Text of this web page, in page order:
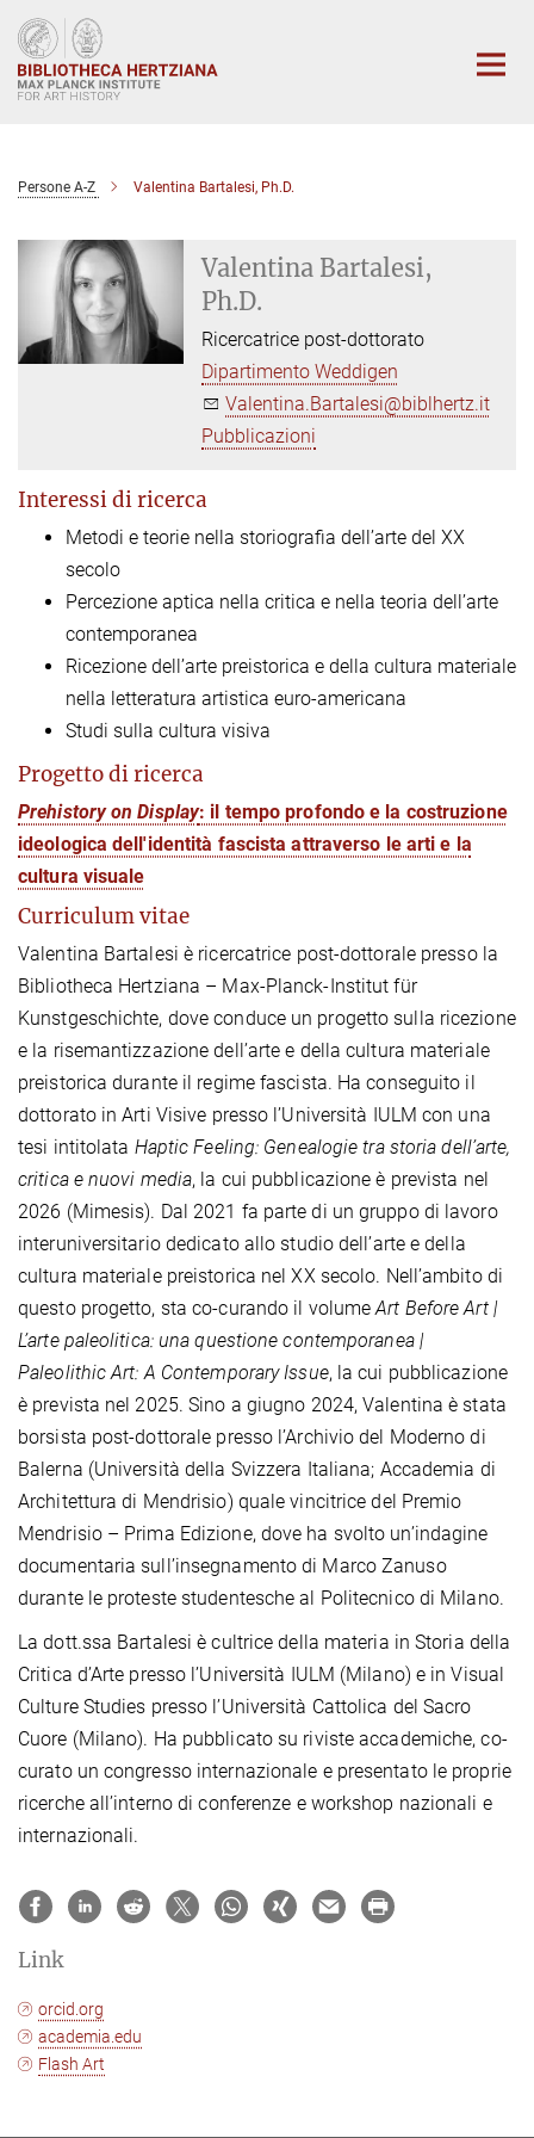
Main-
Content
Persone A-Z Valentina Bartalesi, Ph.D.
Valentina Bartalesi,
Ph.D.
Ricercatrice post-dottorato
Dipartimento Weddigen
Valentina.Bartalesi@biblhertz.it
Pubblicazioni
Interessi di ricerca
Metodi e teorie nella storiografia dell’arte del XX
secolo
Percezione aptica nella critica e nella teoria dell’arte
contemporanea
Ricezione dell’arte preistorica e della cultura materiale
nella letteratura artistica euro-americana
Studi sulla cultura visiva
Progetto di ricerca
Prehistory on Display: il tempo profondo e la costruzione
ideologica dell'identità fascista attraverso le arti e la
cultura visuale
Curriculum vitae
Valentina Bartalesi è ricercatrice post-dottorale presso la
Bibliotheca Hertziana – Max-Planck-Institut für
Kunstgeschichte, dove conduce un progetto sulla ricezione
e la risemantizzazione dell’arte e della cultura materiale
preistorica durante il regime fascista. Ha conseguito il
dottorato in Arti Visive presso l’Università IULM con una
tesi intitolata Haptic Feeling: Genealogie tra storia dell’arte,
critica e nuovi media, la cui pubblicazione è prevista nel
2026 (Mimesis). Dal 2021 fa parte di un gruppo di lavoro
interuniversitario dedicato allo studio dell’arte e della
cultura materiale preistorica nel XX secolo. Nell’ambito di
questo progetto, sta co-curando il volumeArt Before Art |
L’arte paleolitica: una questione contemporanea |
Paleolithic Art: A Contemporary Issue, la cui pubblicazione
è prevista nel 2025. Sino a giugno 2024, Valentina è stata
borsista post-dottorale presso l’Archivio del Moderno di
Balerna (Università della Svizzera Italiana; Accademia di
Architettura di Mendrisio) quale vincitrice del Premio
Mendrisio – Prima Edizione, dove ha svolto un’indagine
documentaria sull’insegnamento di Marco Zanuso
durante le proteste studentesche al Politecnico di Milano.
La dott.ssa Bartalesi è cultrice della materia in Storia della
Critica d’Arte presso l’Università IULM (Milano) e in Visual
Culture Studies presso l’Università Cattolica del Sacro
Cuore (Milano). Ha pubblicato su riviste accademiche, co-
curato un congresso internazionale e presentato le proprie
ricerche all’interno di conferenze e workshop nazionali e
internazionali.
Link
orcid.org
academia.edu
Flash Art